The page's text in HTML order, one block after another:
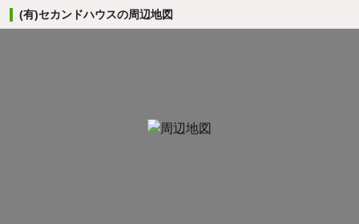
(有)セカンドハウスの周辺地図